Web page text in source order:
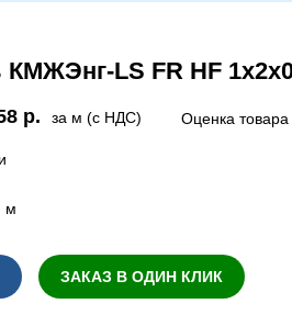
КМЖЭнг-LS FR HF
р. за м (с НДС) Оценка товара
м
ЗАКАЗ В ОДИН КЛИК